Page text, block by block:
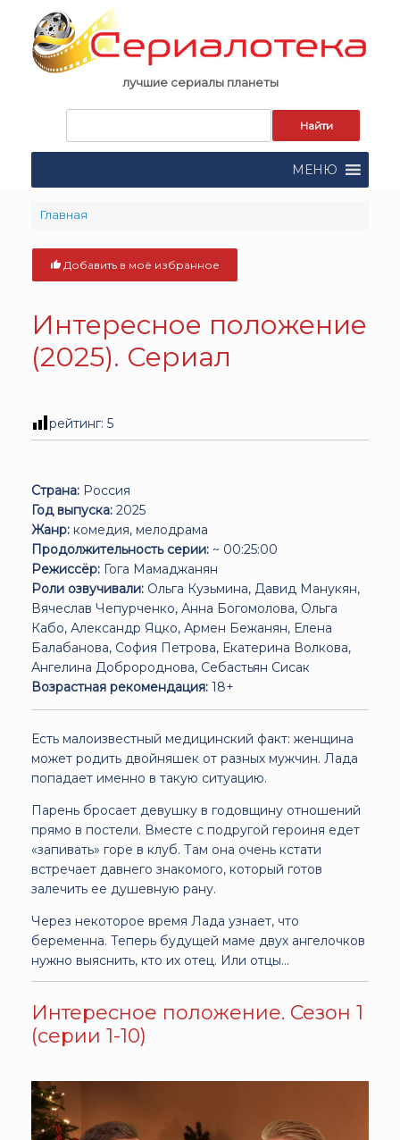
content
лучшие сериалы планеты
поиска:
МЕНЮ
Главная
Добавить в моё избранное
Интересное положение
(2025). Сериал
рейтинг: 5
Страна: Россия
Год выпуска: 2025
Жанр: комедия, мелодрама
Продолжительность серии: ~ 00:25:00
Режиссёр: Гога Мамаджанян
Роли озвучивали: Ольга Кузьмина, Давид Манукян,
Вячеслав Чепурченко, Анна Богомолова, Ольга
Кабо, Александр Яцко, Армен Бежанян, Елена
Балабанова, София Петрова, Екатерина Волкова,
Ангелина Добророднова, Себастьян Сисак
Возрастная рекомендация: 18+
Есть малоизвестный медицинский факт: женщина
может родить двойняшек от разных мужчин. Лада
попадает именно в такую ситуацию.
Парень бросает девушку в годовщину отношений
прямо в постели. Вместе с подругой героиня едет
«запивать» горе в клуб. Там она очень кстати
встречает давнего знакомого, который готов
залечить ее душевную рану.
Через некоторое время Лада узнает, что
беременна. Теперь будущей маме двух ангелочков
нужно выяснить, кто их отец. Или отцы…
Интересное положение. Сезон 1
(серии 1-10)